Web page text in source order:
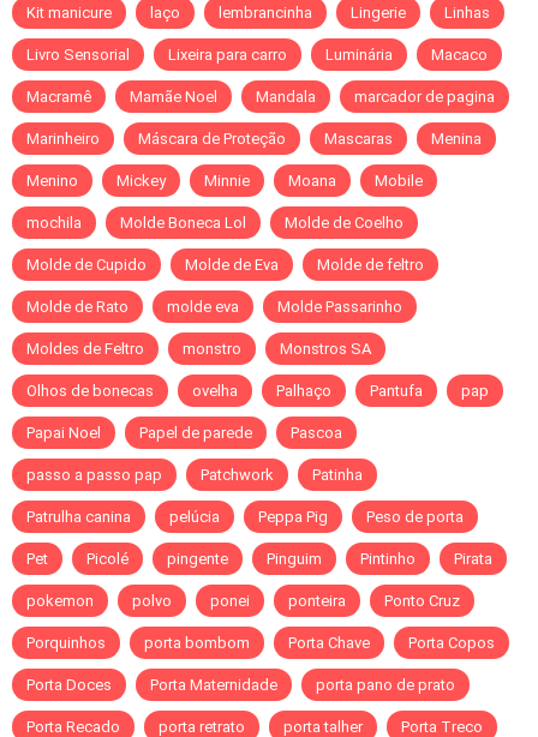
Kit manicure laço lembrancinha Lingerie Linhas
Livro Sensorial Lixeira para carro Luminária Macaco
Macramê Mamãe Noel Mandala marcador de pagina
Marinheiro Máscara de Proteção Mascaras Menina
Menino Mickey Minnie Moana Mobile
mochila Molde Boneca Lol Molde de Coelho
Molde de Cupido Molde de Eva Molde de feltro
Molde de Rato molde eva Molde Passarinho
Moldes de Feltro monstro Monstros SA
Olhos de bonecas ovelha Palhaço Pantufa pap
Papai Noel Papel de parede Pascoa
passo a passo pap Patchwork Patinha
Patrulha canina pelúcia Peppa Pig Peso de porta
Pet Picolé pingente Pinguim Pintinho Pirata
pokemon polvo ponei ponteira Ponto Cruz
Porquinhos porta bombom Porta Chave Porta Copos
Porta Doces Porta Maternidade porta pano de prato
Porta Recado porta retrato porta talher Porta Treco